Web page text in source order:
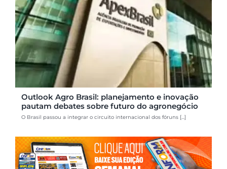
Outlook Agro Brasil: planejamento e inovação
pautam debates sobre futuro do agronegócio
O Brasil passou a integrar o circuito internacional dos fóruns [...]